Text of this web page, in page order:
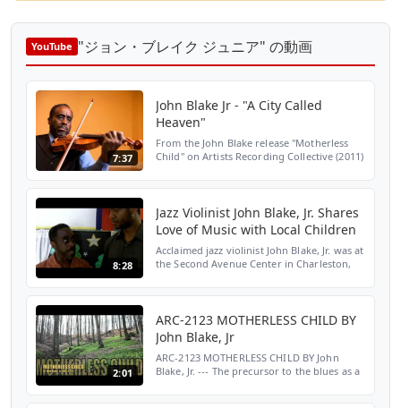
YouTube "ジョン・ブレイク ジュニア" の動画
7:37
John Blake Jr - "A City Called
Heaven"
From the John Blake release "Motherless
Child" on Artists Recording Collective (2011)
8:28
Jazz Violinist John Blake, Jr. Shares
Love of Music with Local Children
Acclaimed jazz violinist John Blake, Jr. was at
the Second Avenue Center in Charleston,
2:01
ARC-2123 MOTHERLESS CHILD BY
John Blake, Jr
ARC-2123 MOTHERLESS CHILD BY John
Blake, Jr. --- The precursor to the blues as a